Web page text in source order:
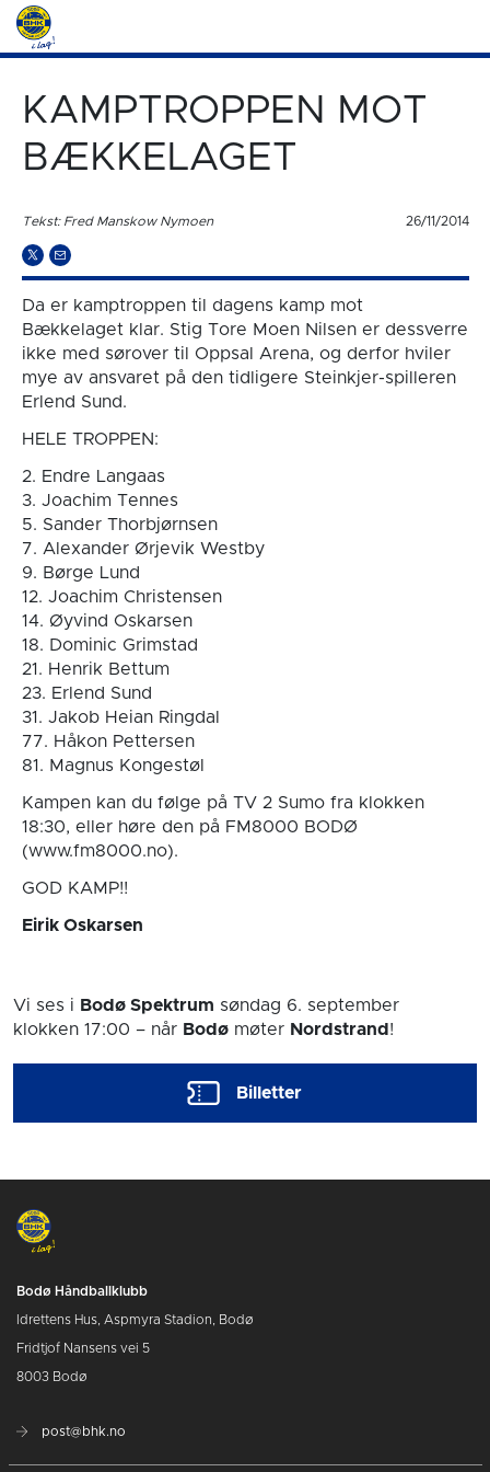
KAMPTROPPEN MOT
BÆKKELAGET
Tekst: Fred Manskow Nymoen 26/11/2014
Da er kamptroppen til dagens kamp mot
Bækkelaget klar. Stig Tore Moen Nilsen er dessverre
ikke med sørover til Oppsal Arena, og derfor hviler
mye av ansvaret på den tidligere Steinkjer-spilleren
Erlend Sund.
HELE TROPPEN:
2. Endre Langaas
3. Joachim Tennes
5. Sander Thorbjørnsen
7. Alexander Ørjevik Westby
9. Børge Lund
12. Joachim Christensen
14. Øyvind Oskarsen
18. Dominic Grimstad
21. Henrik Bettum
23. Erlend Sund
31. Jakob Heian Ringdal
77. Håkon Pettersen
81. Magnus Kongestøl
Kampen kan du følge på TV 2 Sumo fra klokken
18:30, eller høre den på FM8000 BODØ
(www.fm8000.no).
GOD KAMP!!
Eirik Oskarsen
Vi ses i Bodø Spektrum søndag 6. september
klokken 17:00 – når Bodø møter Nordstrand !
Billetter
Bodø Håndballklubb
Idrettens Hus, Aspmyra Stadion, Bodø
Fridtjof Nansens vei 5
8003 Bodø
post@bhk.no